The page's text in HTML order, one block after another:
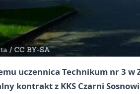
uczennica Technikum nr 3 w
kontrakt z KKS Czarni